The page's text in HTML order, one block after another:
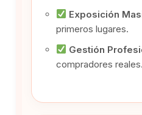
Exposición
primeros lugares.
Gestión
compradores reales.